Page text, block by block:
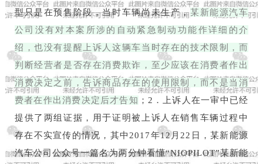
型只是在预售阶段，当时车辆尚未生产，某新能源汽车
公司没有对本案所涉的自动紧急制动功能作详细的介
绍，也没有提醒上诉人这辆车当时存在的技术限制，而
判断经营者是否存在消费欺诈，至少应该在消费者作出
消费决定之前，告诉商品存在的使用限制，而不是当消
费者在作出消费决定后才告知 ；2．上诉人在一审中已经
提供了两组证据，用于证明被上诉人在销售车辆过程中
存在不实宣传的情况，其中2017年12月22日，某新能源
汽车公司公众号一篇名为两分钟看懂“NIOPILOT”某新能